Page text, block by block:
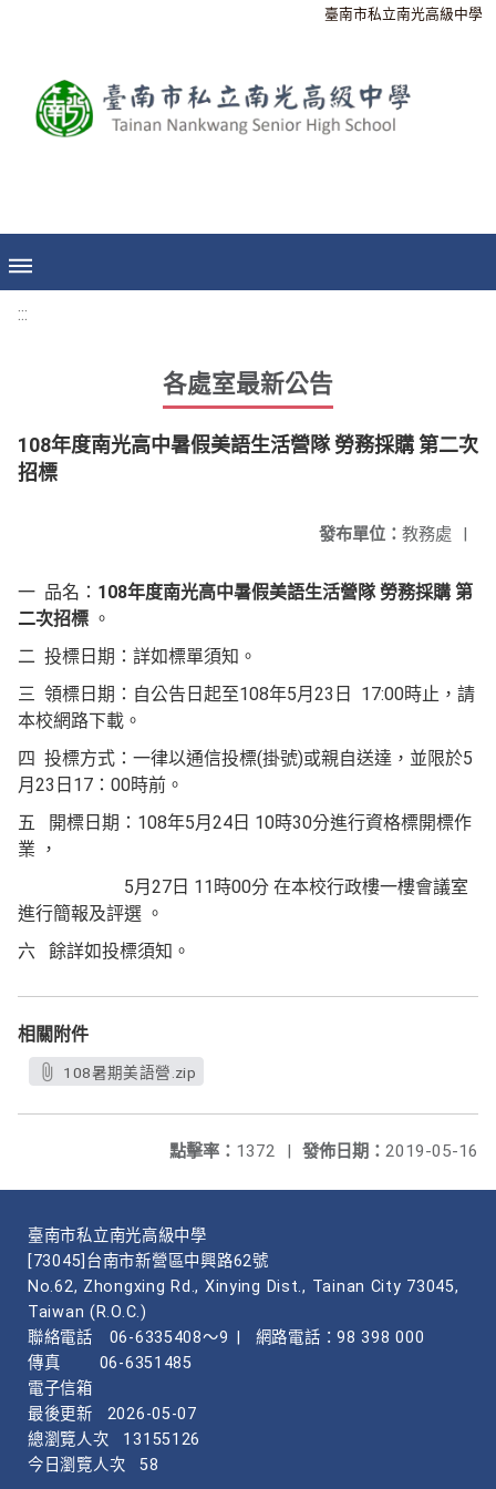
臺南市私立南光高級中學
:::
各處室最新公告
108年度南光高中暑假美語生活營隊 勞務採購 第二次
招標
發布單位： 教務處 |
一 品名： 108年度南光高中暑假美語生活營隊 勞務採購 第
二次招標 。
二 投標日期：詳如標單須知。
三 領標日期：自公告日起至108年5月23日 17:00時止，請
本校網路下載。
四 投標方式：一律以通信投標(掛號)或親自送達，並限於5
月23日17：00時前。
五 開標日期：108年5月24日 10時30分進行資格標開標作
業 ，
5月27日 11時00分 在本校行政樓一樓會議室
進行簡報及評選 。
六 餘詳如投標須知。
相關附件
108暑期美語營.zip
發佈日期： 2019-05-16
點擊率： 1372 |
臺南市私立南光高級中學
[73045]台南市新營區中興路62號
No.62, Zhongxing Rd., Xinying Dist., Tainan City 73045,
Taiwan (R.O.C.)
聯絡電話
06-6335408～9
網路電話：98 398 000
傳真
06-6351485
電子信箱
最後更新
2026-05-07
總瀏覽人次
13155126
今日瀏覽人次
58